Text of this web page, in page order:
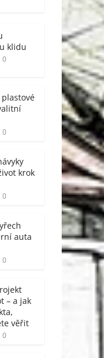
klidu
0
0
krok
0
auta
0
– a jak
věřit
0